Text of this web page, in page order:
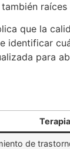
que la
identificar
para
de